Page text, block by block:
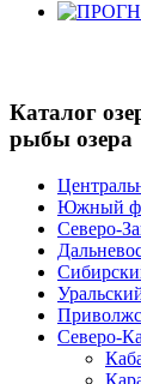
Каталог
рыбы озера
Южный
Северо-
Северо-